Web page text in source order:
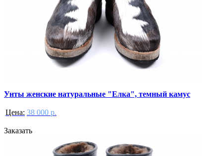
Унты женские натуральные "Елка", темный камус
Цена: 38 000 р.
Заказать